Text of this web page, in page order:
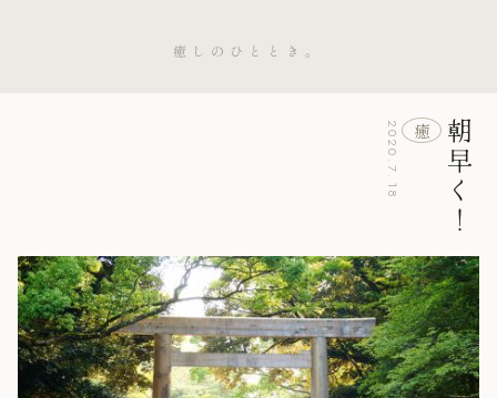
癒しのひととき。
朝早く！
癒
2020.7.18